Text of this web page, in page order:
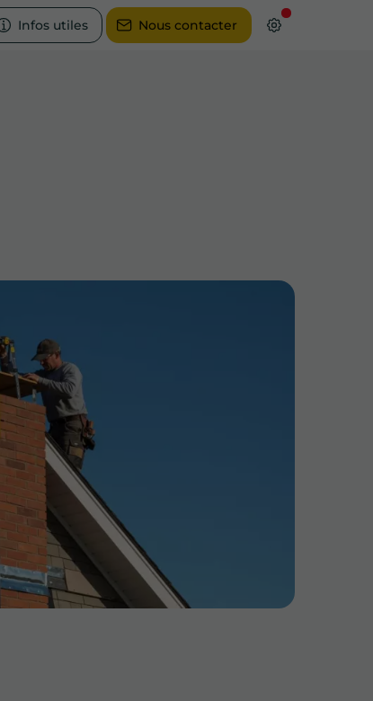
Infos utiles Nous contacter